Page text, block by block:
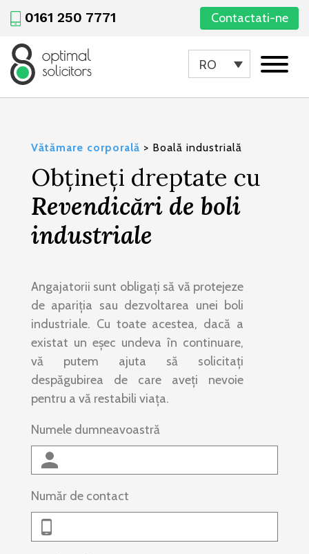
0161 250 7771 Contactati-ne
RO
Vătămare corporală > Boală industrială
Obțineți dreptate cu
Revendicări de boli
industriale
Angajatorii sunt obligați să vă protejeze
de apariția sau dezvoltarea unei boli
industriale. Cu toate acestea, dacă a
existat un eșec undeva în continuare,
vă putem ajuta să solicitați
despăgubirea de care aveți nevoie
pentru a vă restabili viața.
Numele dumneavoastră
Număr de contact